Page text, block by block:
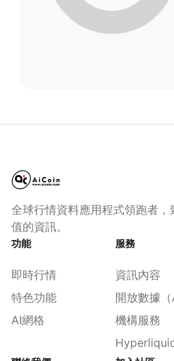
全球行情資料應用程式領跑者
值的資訊。
功能
即時行情
特色功能
AI網格
服務
資訊內容
開放數據（
機構服務